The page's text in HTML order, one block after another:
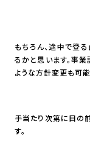
もちろん、途中で登
るかと思います。事
ような方針変更も可能
手当たり次第に目の
す。